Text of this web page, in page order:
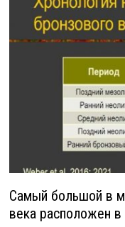
Самый большой в
века расположен